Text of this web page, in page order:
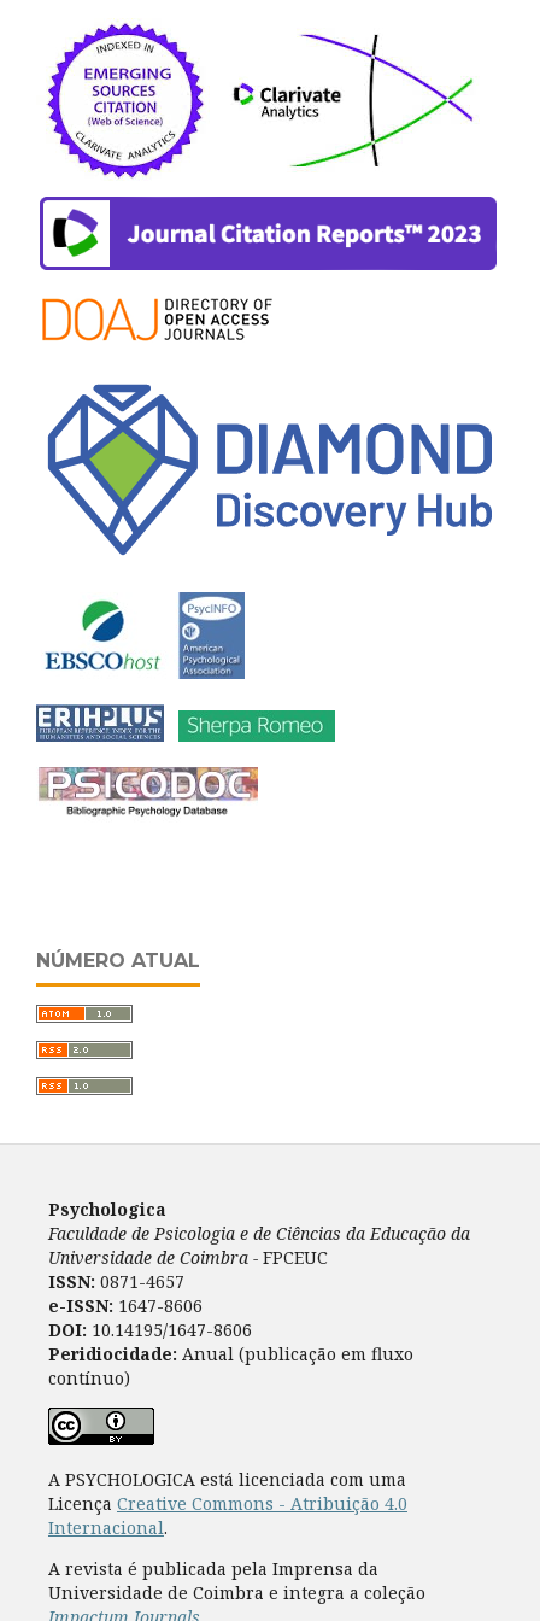
NÚMERO ATUAL
Psychologica
Faculdade de Psicologia e de Ciências da Educação da
Universidade de Coimbra - FPCEUC
ISSN: 0871-4657
e-ISSN: 1647-8606
DOI: 10.14195/1647-8606
Peridiocidade: Anual (publicação em fluxo
contínuo)
A PSYCHOLOGICA está licenciada com uma
Licença Creative Commons - Atribuição 4.0
Internacional.
A revista é publicada pela Imprensa da
Universidade de Coimbra e integra a coleção
Impactum Journals